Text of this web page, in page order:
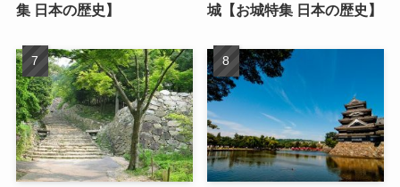
集 日本の歴史】
城【お城特集 日本の歴史】